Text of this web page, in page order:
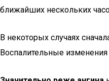
ближайших нескольких
В некоторых случаях
Воспалительные